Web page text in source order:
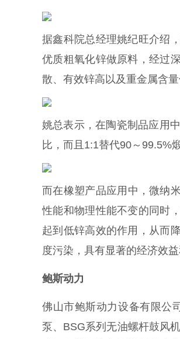
据鑫科院总经理姚纪旺介绍
优质粗氧化锌做原料，经过
散、有效锌高以及重金属含量
姚总表示，在陶瓷制品应用
比，而且1:1替代90～99.5%
而在橡塑产品应用中，微纳
性能和物理性能不变的同时
起到低锌高效的作用，从而
度污染，具有显著的经济效
鲍斯动力
佛山市鲍斯动力设备有限公
泵、BSG系列无油螺杆鼓风